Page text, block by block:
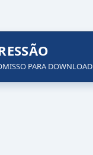
PARA DOWNLOAD